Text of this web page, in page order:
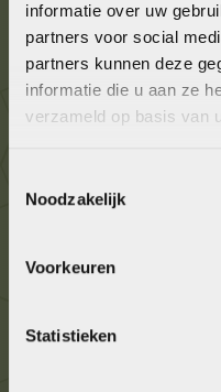
informatie over uw
partners voor social
partners kunnen deze
informatie die u aan ze
verzameld op basis van
Noodzakelijk
Voorkeuren
Statistieken
Wij staan voor je klaar!
onderstaande gegevens.
Stuur ons een
Geef ons een
Brouwerstraat 8B